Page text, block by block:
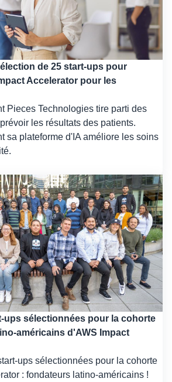
de 25 start-ups pour
Accelerator pour les
Pieces Technologies tire parti des
les résultats des patients.
sa plateforme d'IA améliore les soins
ups sélectionnées pour la cohorte
américains d'AWS Impact
ups sélectionnées pour la cohorte
: fondateurs latino-américains !